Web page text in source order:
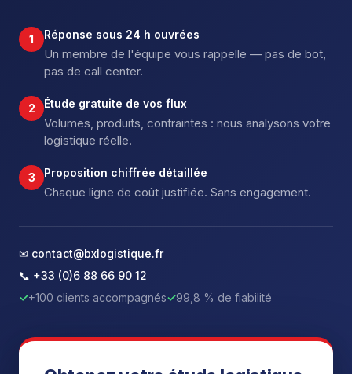
1 Réponse sous 24 h ouvrées
Un membre de l'équipe vous rappelle — pas de bot,
pas de call center.
2 Étude gratuite de vos flux
Volumes, produits, contraintes : nous analysons votre
logistique réelle.
3 Proposition chiffrée détaillée
Chaque ligne de coût justifiée. Sans engagement.
✉ contact@bxlogistique.fr
📞 +33 (0)6 88 66 90 12
✓+100 clients accompagnés✓99,8 % de fiabilité